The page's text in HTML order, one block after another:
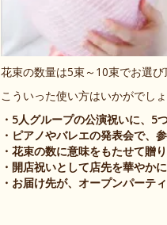
花束の数量は5束～10束でお選
こういった使い方はいかがでし
・5人グループの公演祝いに、5
・ピアノやバレエの発表会で、
・花束の数に意味をもたせて贈
・開店祝いとして店先を華やか
・お届け先が、オープンパー